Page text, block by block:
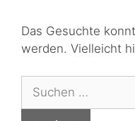
Das Gesuchte
werden. Vielleicht